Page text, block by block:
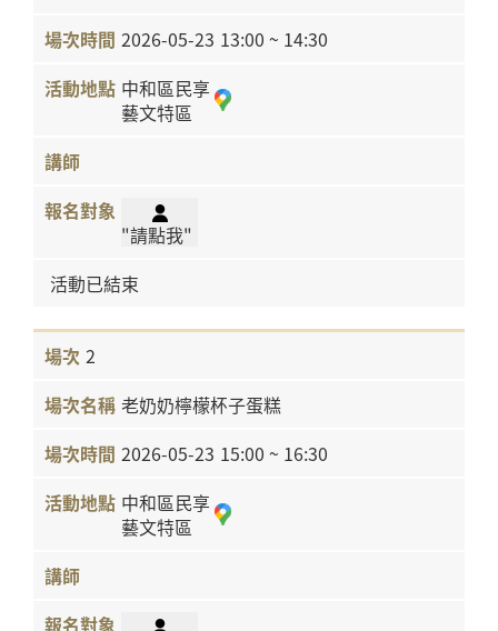
2026-05-23 13:00 ~ 14:30
中和區民享
藝文特區
"請點我"
活動已結束
2
老奶奶檸檬杯子蛋糕
2026-05-23 15:00 ~ 16:30
中和區民享
藝文特區